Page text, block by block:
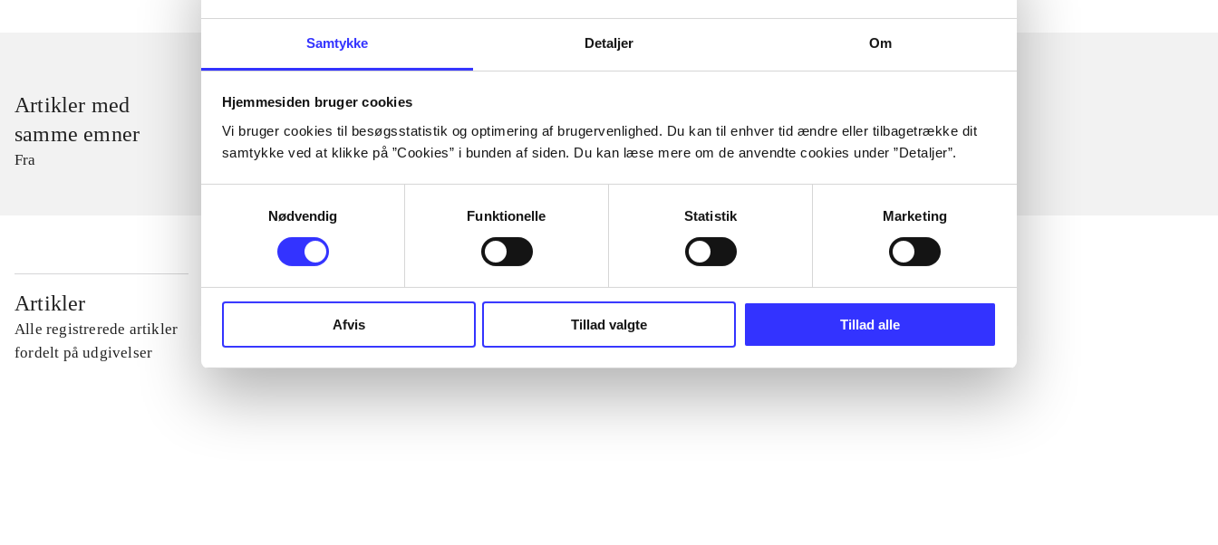
Samtykke Detaljer Om
Hjemmesiden bruger cookies
Vi bruger cookies til besøgsstatistik og optimering af brugervenlighed. Du kan til enhver tid ændre eller tilbagetrække dit
samtykke ved at klikke på ”Cookies” i bunden af siden. Du kan læse mere om de anvendte cookies under ”Detaljer”.
Nødvendig
Funktionelle Statistik Marketing
Afvis Tillad valgte Tillad alle
Artikler med
samme emner
Fra
Artikler
Alle registrerede artikler
fordelt på udgivelser
...
...